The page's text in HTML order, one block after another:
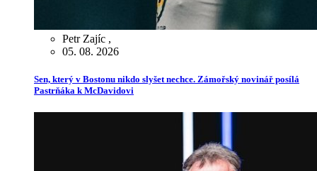
Petr Zajíc ,
05. 08. 2026
Sen, který v Bostonu nikdo slyšet nechce. Zámořský novinář posílá
Pastrňáka k McDavidovi